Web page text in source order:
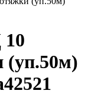
(уп.50м)